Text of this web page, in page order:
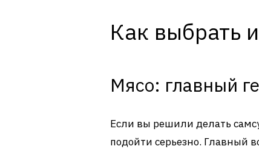
Как выбрать
Мясо: главный
Если вы решили делать
подойти серьезно. Главный